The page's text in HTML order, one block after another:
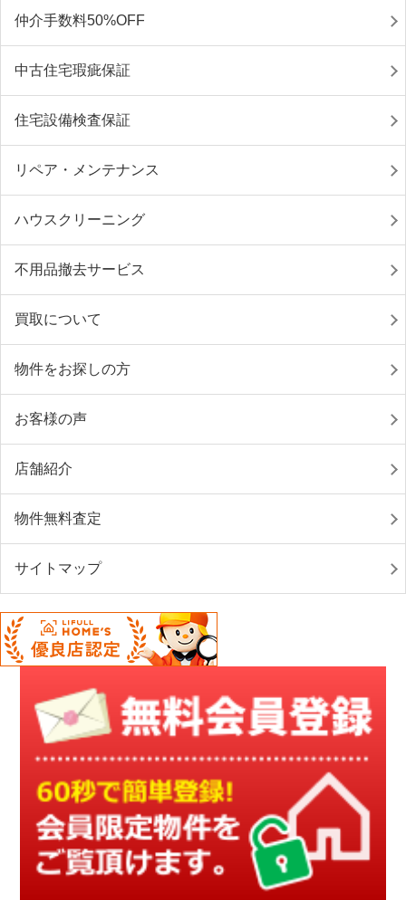
仲介手数料50%OFF
中古住宅瑕疵保証
住宅設備検査保証
リペア・メンテナンス
ハウスクリーニング
不用品撤去サービス
買取について
物件をお探しの方
お客様の声
店舗紹介
物件無料査定
サイトマップ